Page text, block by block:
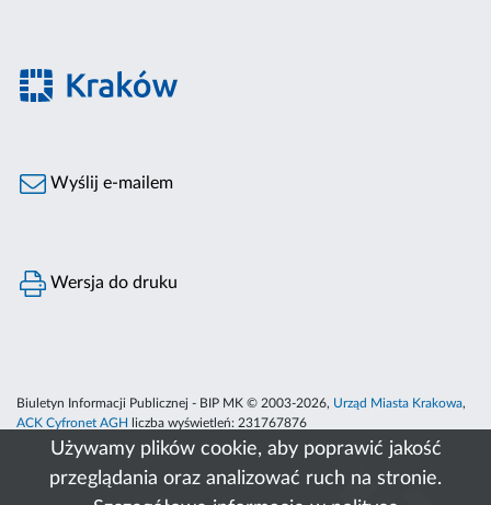
Używamy plików cookie, aby poprawić jakość
przeglądania oraz analizować ruch na stronie.
Wyślij e-mailem
Wersja do druku
Biuletyn Informacji Publicznej - BIP MK © 2003-2026, Urząd Miasta Krakowa,
ACK Cyfronet AGH
liczba wyświetleń: 231767876